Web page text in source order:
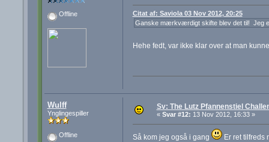
Offline
Citat af: Saviola 03 Nov 2012, 20:25
Ganske mærkværdigt skifte blev det til! Jeg
Hehe fedt, var ikke klar over at man
Wulff
Ynglingespiller
Offline
Sv: The Lutz Pfannenstiel
« Svar #12: 13 Nov 2012, 16:33 »
Så kom jeg også i gang Er ret tilfreds